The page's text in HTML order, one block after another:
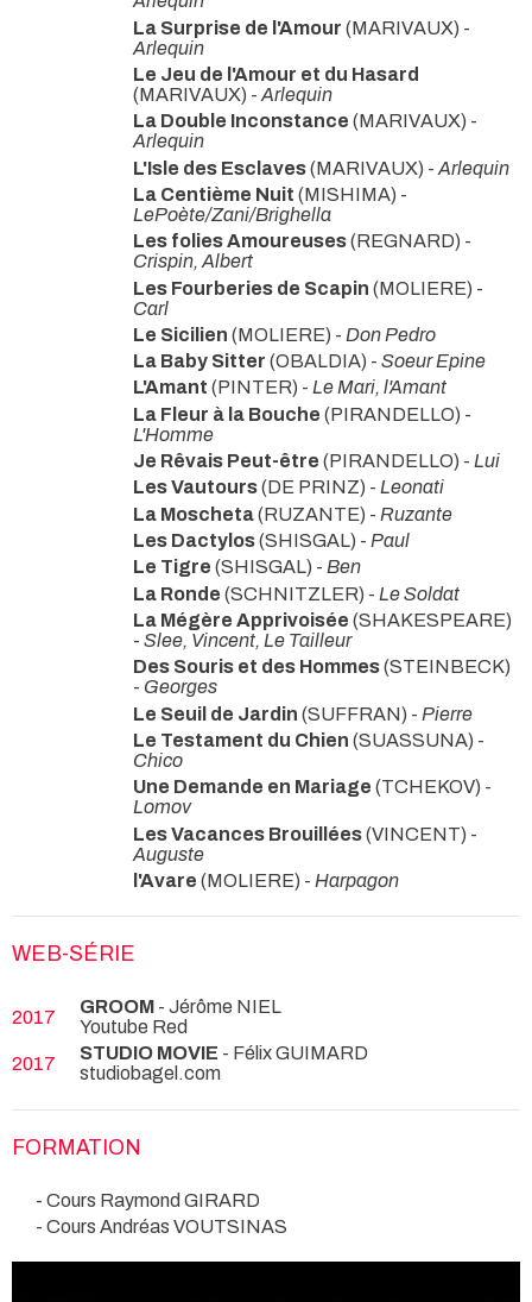
La Surprise de l'Amour (MARIVAUX) -
Arlequin
Le Jeu de l'Amour et du Hasard
(MARIVAUX) - Arlequin
La Double Inconstance (MARIVAUX) -
Arlequin
L'Isle des Esclaves(MARIVAUX) - Arlequin
La Centième Nuit (MISHIMA) -
LePoète/Zani/Brighella
Les folies Amoureuses(REGNARD) -
Crispin, Albert
Les Fourberies de Scapin (MOLIERE) -
Carl
Le Sicilien (MOLIERE) - Don Pedro
La Baby Sitter (OBALDIA) - Soeur Epine
L'Amant (PINTER) - Le Mari, l'Amant
La Fleur à la Bouche (PIRANDELLO) -
L'Homme
Je Rêvais Peut-être (PIRANDELLO) - Lui
Les Vautours(DE PRINZ) - Leonati
La Moscheta(RUZANTE) - Ruzante
Les Dactylos(SHISGAL) - Paul
Le Tigre (SHISGAL) - Ben
La Ronde (SCHNITZLER) - Le Soldat
La Mégère Apprivoisée (SHAKESPEARE)
- Slee, Vincent, Le Tailleur
Des Souris et des Hommes(STEINBECK)
- Georges
Le Seuil de Jardin (SUFFRAN) - Pierre
Le Testament du Chien (SUASSUNA) -
Chico
Une Demande en Mariage (TCHEKOV) -
Lomov
Les Vacances Brouillées(VINCENT) -
Auguste
l'Avare (MOLIERE) - Harpagon
WEB-SÉRIE
2017 GROOM - Jérôme NIEL
Youtube Red
2017
STUDIO MOVIE - Félix GUIMARD
studiobagel.com
FORMATION
- Cours Raymond GIRARD
- Cours Andréas VOUTSINAS